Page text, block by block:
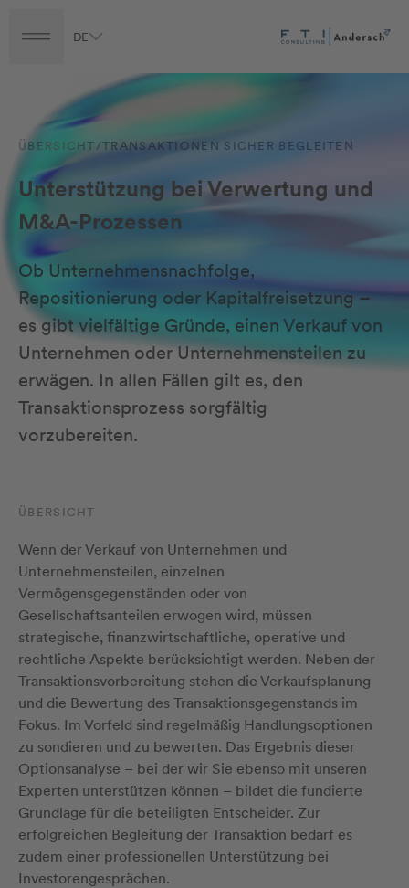
DE
Turnaround Transaction
ÜBERSICHT/TRANSAKTIONEN SICHER BEGLEITEN
Unterstützung bei Verwertung und
M&A-Prozessen
Ob Unternehmensnachfolge,
Repositionierung oder Kapitalfreisetzung –
es gibt vielfältige Gründe, einen Verkauf von
Unternehmen oder Unternehmensteilen zu
erwägen. In allen Fällen gilt es, den
Transaktionsprozess sorgfältig
vorzubereiten.
Vorteile
Fragen an unser Team
ÜBERSICHT
Wenn der Verkauf von Unternehmen und
Unternehmensteilen, einzelnen
Vermögensgegenständen oder von
Gesellschaftsanteilen erwogen wird, müssen
strategische, finanzwirtschaftliche, operative und
rechtliche Aspekte berücksichtigt werden. Neben der
Transaktionsvorbereitung stehen die Verkaufsplanung
und die Bewertung des Transaktionsgegenstands im
Fokus. Im Vorfeld sind regelmäßig Handlungsoptionen
zu sondieren und zu bewerten. Das Ergebnis dieser
Optionsanalyse – bei der wir Sie ebenso mit unseren
Experten unterstützen können – bildet die fundierte
Grundlage für die beteiligten Entscheider. Zur
erfolgreichen Begleitung der Transaktion bedarf es
zudem einer professionellen Unterstützung bei
Investorengesprächen.